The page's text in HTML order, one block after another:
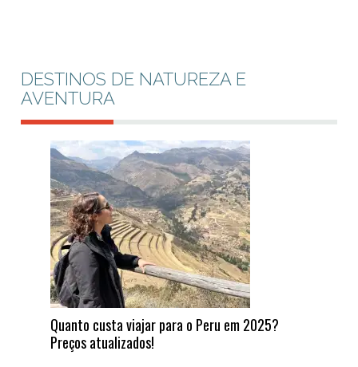
DESTINOS DE NATUREZA E
AVENTURA
Quanto custa viajar para o Peru em 2025?
Preços atualizados!